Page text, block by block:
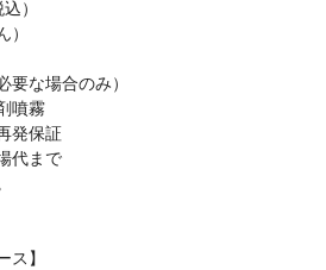
）
要な場合のみ）
噴霧
発保証
代まで
ス】